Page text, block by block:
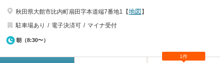
秋田県大館市比内町扇田字本道端7番地1【地図 】
駐車場あり
電子決済可 マイナ受付
朝（8:30〜）
1件